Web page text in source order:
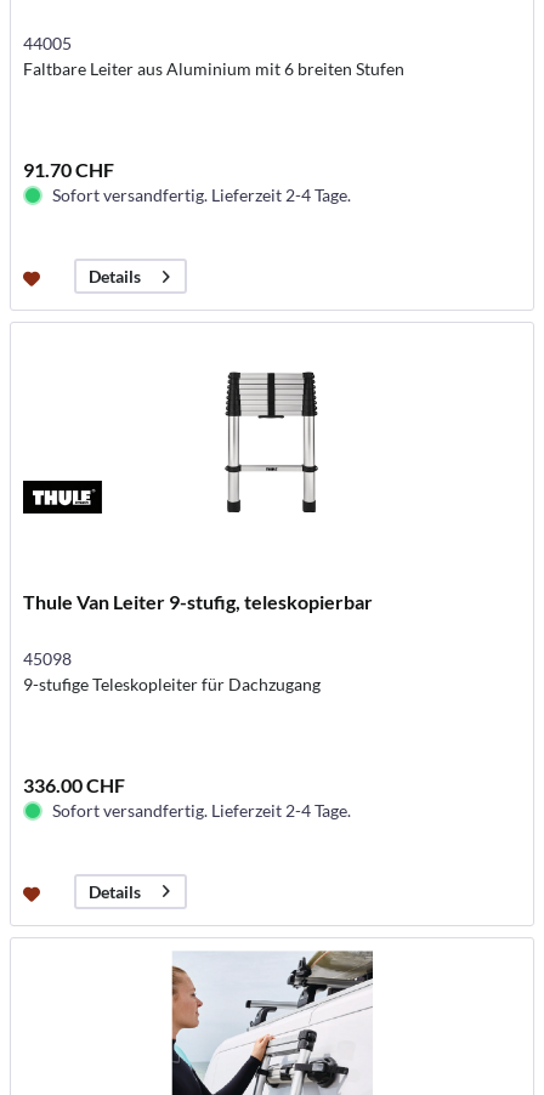
44005
Faltbare Leiter aus Aluminium mit 6 breiten Stufen
91.70 CHF
Sofort versandfertig. Lieferzeit 2-4 Tage.
Details
Thule Van Leiter 9-stufig, teleskopierbar
45098
9-stufige Teleskopleiter für Dachzugang
336.00 CHF
Sofort versandfertig. Lieferzeit 2-4 Tage.
Details